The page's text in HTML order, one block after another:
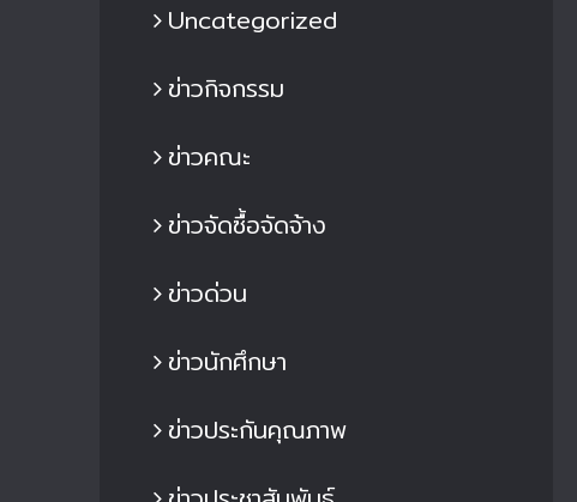
Uncategorized
ข่าวกิจกรรม
ข่าวคณะ
ข่าวจัดซื้อจัดจ้าง
ข่าวด่วน
ข่าวนักศึกษา
ข่าวประกันคุณภาพ